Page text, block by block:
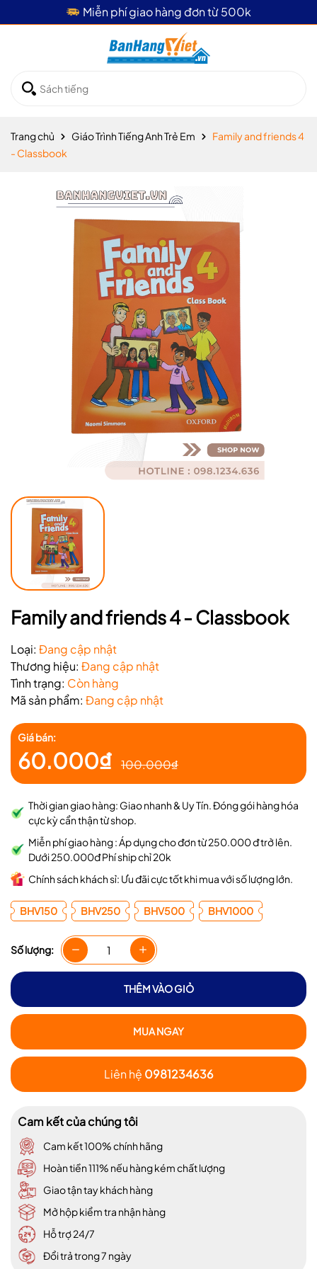
Giao hàng hỏa tốc 4 tiếng
Trang chủ Giáo Trình Tiếng Anh Trẻ Em
Family and friends 4
- Classbook
Family and friends 4 - Classbook
Loại: Đang cập nhật
Thương hiệu: Đang cập nhật
Tình trạng: Còn hàng
Mã sản phẩm: Đang cập nhật
Giá bán:
60.000₫ 100.000₫
Thời gian giao hàng: Giao nhanh & Uy Tín. Đóng gói hàng hóa
cực kỳ cẩn thận từ shop.
Miễn phí giao hàng : Áp dụng cho đơn từ 250.000 đ trở lên.
Dưới 250.000đ Phí ship chỉ 20k
Chính sách khách sỉ: Ưu đãi cực tốt khi mua với số lượng lớn.
BHV150 BHV250 BHV500 BHV1000
Số lượng:
THÊM VÀO GIỎ
MUA NGAY
Liên hệ 0981234636
Cam kết của chúng tôi
Cam kết 100% chính hãng
Hoàn tiền 111% nếu hàng kém chất lượng
Giao tận tay khách hàng
Mở hộp kiểm tra nhận hàng
Hỗ trợ 24/7
Đổi trả trong 7 ngày
Mã giảm giá:
Ngày hết hạn: